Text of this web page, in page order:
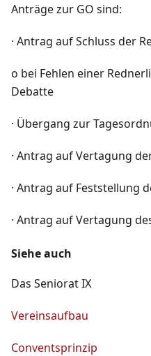
Anträge zur GO sind:
· Antrag auf Schluss der
o bei Fehlen einer
Debatte
· Übergang zur
· Antrag auf Vertagung
· Antrag auf Feststellung
· Antrag auf Vertagung
Siehe auch
Das Seniorat IX
Vereinsaufbau
Conventsprinzip